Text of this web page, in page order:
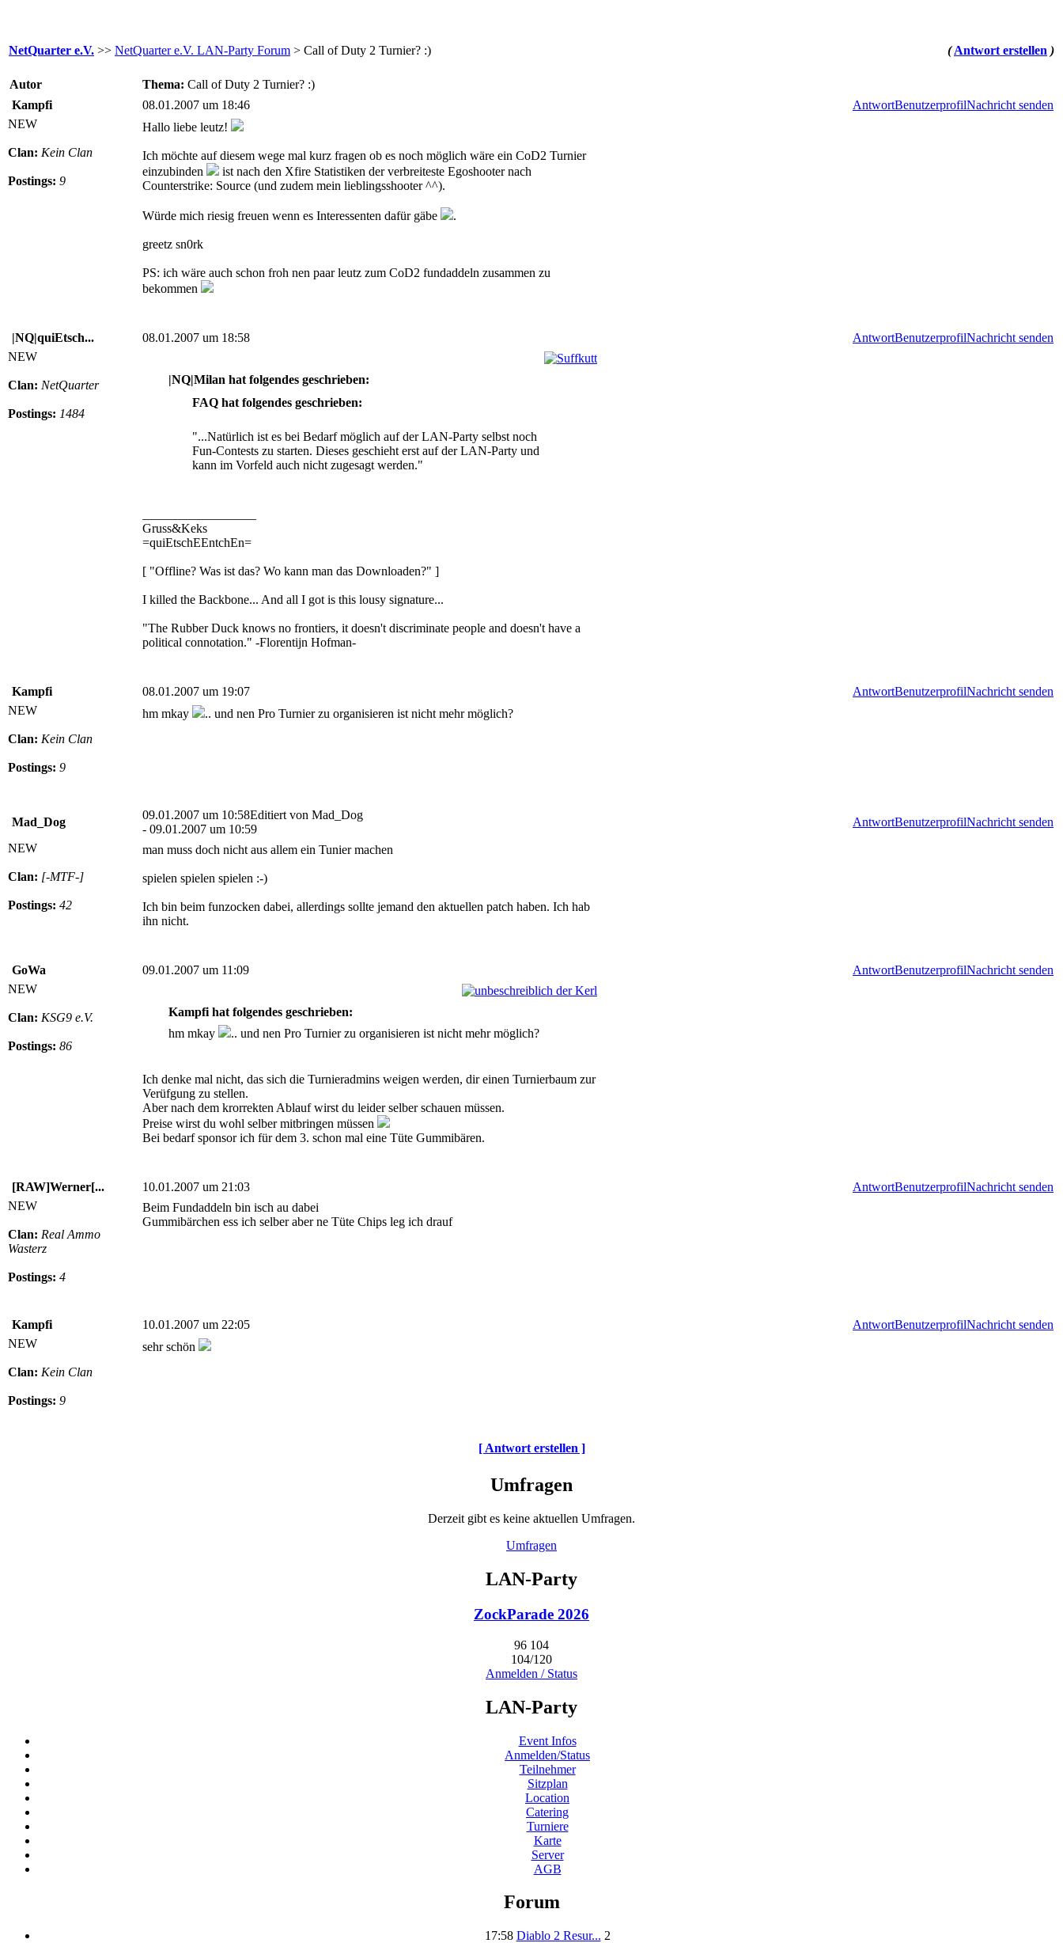
NetQuarter e.V. >> NetQuarter e.V. LAN-Party Forum > Call of Duty 2 Turnier? :) ( Antwort erstellen )
Autor Thema: Call of Duty 2 Turnier? :)
Kampfi
08.01.2007 um 18:46 AntwortBenutzerprofilNachricht senden
NEW
Clan: Kein Clan
Postings: 9
Hallo liebe leutz!
Ich möchte auf diesem wege mal kurz fragen ob es noch möglich wäre ein CoD2 Turnier
einzubinden
ist nach den Xfire Statistiken der verbreiteste Egoshooter nach
Counterstrike: Source (und zudem mein lieblingsshooter ^^).
Würde mich riesig freuen wenn es Interessenten dafür gäbe .
greetz sn0rk
PS: ich wäre auch schon froh nen paar leutz zum CoD2 fundaddeln zusammen zu
bekommen
|NQ|quiEtsch... 08.01.2007 um 18:58 AntwortBenutzerprofilNachricht senden
NEW
Clan: NetQuarter
Postings: 1484
|NQ|Milan hat folgendes geschrieben:
FAQ hat folgendes geschrieben:
"...Natürlich ist es bei Bedarf möglich auf der LAN-Party selbst noch
Fun-Contests zu starten. Dieses geschieht erst auf der LAN-Party und
kann im Vorfeld auch nicht zugesagt werden."
Gruss&Keks
=quiEtschEEntchEn=
[ "Offline? Was ist das? Wo kann man das Downloaden?" ]
I killed the Backbone... And all I got is this lousy signature...
"The Rubber Duck knows no frontiers, it doesn't discriminate people and doesn't have a
political connotation." -Florentijn Hofman-
Kampfi 08.01.2007 um 19:07 AntwortBenutzerprofilNachricht senden
NEW
Clan: Kein Clan
Postings: 9
hm mkay .. und nen Pro Turnier zu organisieren ist nicht mehr möglich?
Mad_Dog
09.01.2007 um 10:58Editiert von Mad_Dog
- 09.01.2007 um 10:59
AntwortBenutzerprofilNachricht senden
NEW
Clan: [-MTF-]
Postings: 42
man muss doch nicht aus allem ein Tunier machen
spielen spielen spielen :-)
Ich bin beim funzocken dabei, allerdings sollte jemand den aktuellen patch haben. Ich hab
ihn nicht.
GoWa 09.01.2007 um 11:09 AntwortBenutzerprofilNachricht senden
NEW
Clan: KSG9 e.V.
Postings: 86
Kampfi hat folgendes geschrieben:
hm mkay
.. und nen Pro Turnier zu organisieren ist nicht mehr möglich?
Ich denke mal nicht, das sich die Turnieradmins weigen werden, dir einen Turnierbaum zur
Verüfgung zu stellen.
Aber nach dem krorrekten Ablauf wirst du leider selber schauen müssen.
Preise wirst du wohl selber mitbringen müssen
Bei bedarf sponsor ich für dem 3. schon mal eine Tüte Gummibären.
[RAW]Werner[... 10.01.2007 um 21:03 AntwortBenutzerprofilNachricht senden
NEW
Clan: Real Ammo
Wasterz
Postings: 4
Beim Fundaddeln bin isch au dabei
Gummibärchen ess ich selber aber ne Tüte Chips leg ich drauf
Kampfi 10.01.2007 um 22:05 AntwortBenutzerprofilNachricht senden
NEW
Clan: Kein Clan
Postings: 9
sehr schön
[ Antwort erstellen ]
Umfragen
Derzeit gibt es keine aktuellen Umfragen.
Umfragen
LAN-Party
ZockParade 2026
96 104
104/120
Anmelden / Status
LAN-Party
Event Infos
Anmelden/Status
Teilnehmer
Sitzplan
Location
Catering
Turniere
Karte
Server
AGB
Forum
17:58 Diablo 2 Resur... 2